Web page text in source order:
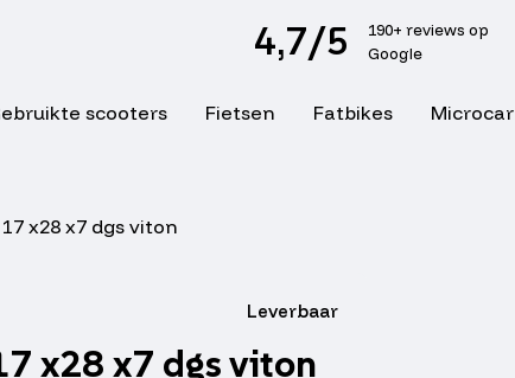
4,7/5
190+ reviews op
Google
scooters Fietsen Fatbikes Microcar
x28 x7 dgs viton
Leverbaar
x28 x7 dgs viton